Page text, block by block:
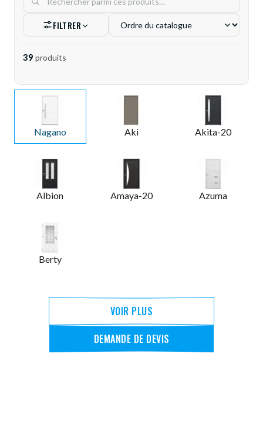
FILTRER
39 produits
Nagano Aki Akita-20
Albion Amaya-20 Azuma
Berty
VOIR PLUS
DEMANDE DE DEVIS